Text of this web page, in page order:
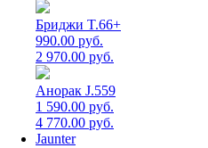
Бриджи T.66+
990.00 руб.
2 970.00 руб.
Анорак J.559
1 590.00 руб.
4 770.00 руб.
Jaunter